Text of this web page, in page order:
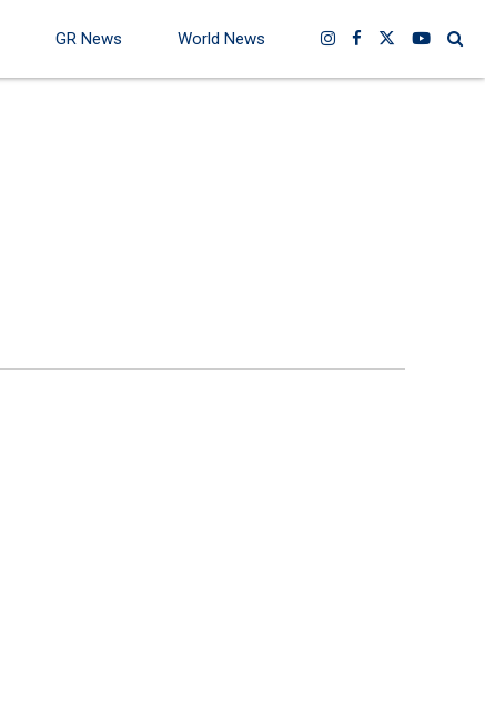
GR News World News